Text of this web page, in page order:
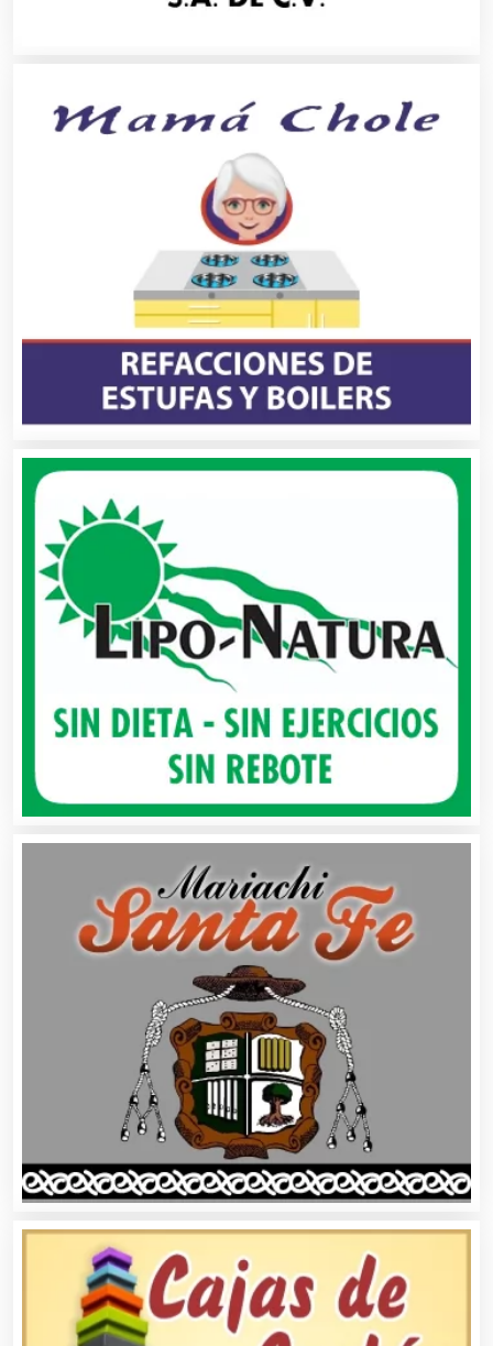
Artículos Publicitarios
Asesores Técnicos
Asesoría Fiscal
Asilos
Asociaciones Civiles
Audio, Sonido e Iluminación
Audios para Eventos
Autobuses
Automatización
Automóviles Nuevos y Usados
Autopartes Eléctricas
Avaluos
Balnearios
Bancos
Banquetes
Bares y Cantinas
Basculas